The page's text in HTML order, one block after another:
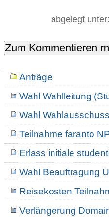
abgelegt unter:
NavigationAnträge
Wahl Wahlleitung
Wahl
Teilnahme faranto
Erlass initiale
Wahl Beauftragung
Reisekosten
Verlängerung